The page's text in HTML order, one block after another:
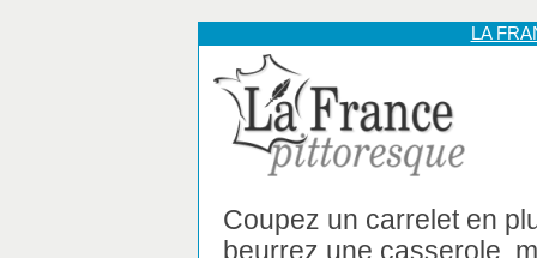
LA
Coupez un carrelet en
beurrez une casserole,